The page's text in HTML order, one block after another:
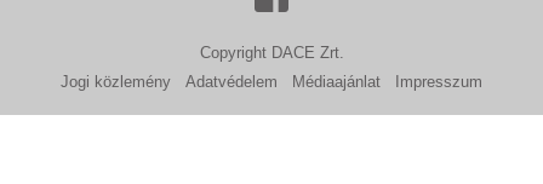
Copyright DACE Zrt.
Jogi közlemény
Adatvédelem Médiaajánlat Impresszum